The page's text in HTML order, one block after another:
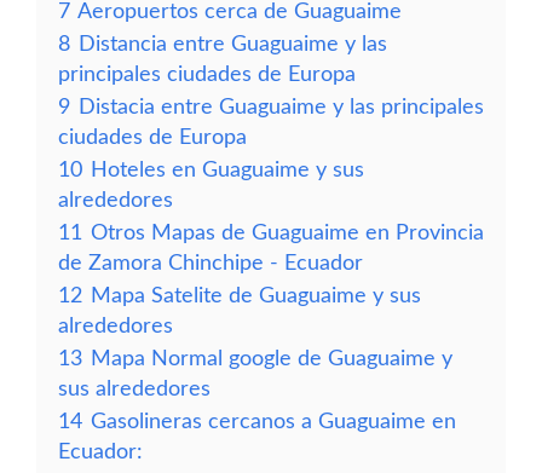
7 Aeropuertos cerca de Guaguaime
8 Distancia entre Guaguaime y las
principales ciudades de Europa
9 Distacia entre Guaguaime y las principales
ciudades de Europa
10 Hoteles en Guaguaime y sus
alrededores
11 Otros Mapas de Guaguaime en Provincia
de Zamora Chinchipe - Ecuador
12 Mapa Satelite de Guaguaime y sus
alrededores
13 Mapa Normal google de Guaguaime y
sus alrededores
14 Gasolineras cercanos a Guaguaime en
Ecuador: